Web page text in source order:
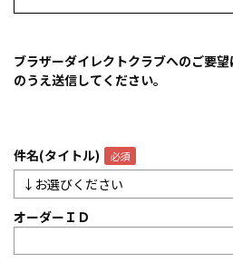
ブラザーダイレクトクラブへのご要
のうえ送信してください。
件名(タイトル)
オーダーＩＤ